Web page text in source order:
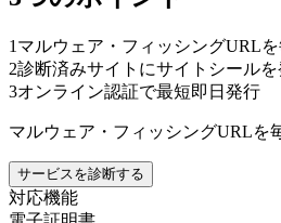
1 マルウェア・フィッシングURL
2診断済みサイトにサイトシール
3オンライン認証で最短即日発行
マルウェア・フィッシングURLを
サービスを診断する
対応機能